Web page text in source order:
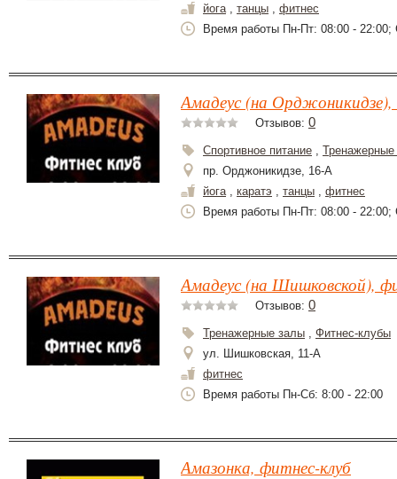
йога, танцы , фитнес
Время работы Пн-Пт: 08:00 - 22:00;
Амадеус (на Орджоникидзе),
Отзывов: 0
Спортивное питание ,
пр. Орджоникидзе, 16-А
йога, каратэ , танцы , фитнес
Время работы Пн-Пт: 08:00 - 22:00;
Амадеус (на Шишковской),
Отзывов: 0
Тренажерные залы , Фитнес-клубы
ул. Шишковская, 11-А
фитнес
Время работы Пн-Сб: 8:00 - 22:00
Амазонка, фитнес-клуб